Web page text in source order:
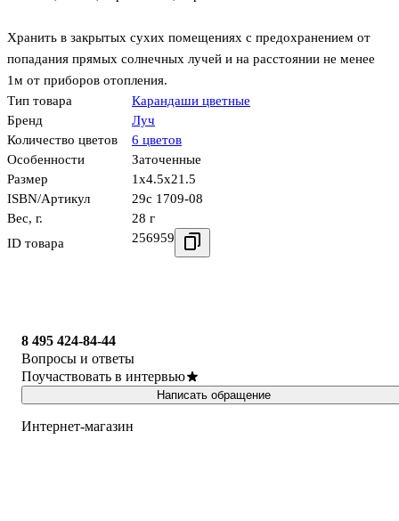
Хранить в закрытых сухих помещениях с предохранением от
попадания прямых солнечных лучей и на расстоянии не менее
1м от приборов отопления.
Тип товара
Карандаши цветные
Бренд
Луч
Количество цветов
6 цветов
Особенности
Заточенные
Размер
1x4.5x21.5
ISBN/Артикул
29с 1709-08
Вес, г.
28 г
ID товара
256959
8 495 424-84-44
Вопросы и ответы
Поучаствовать в интервью
Написать обращение
Интернет-магазин